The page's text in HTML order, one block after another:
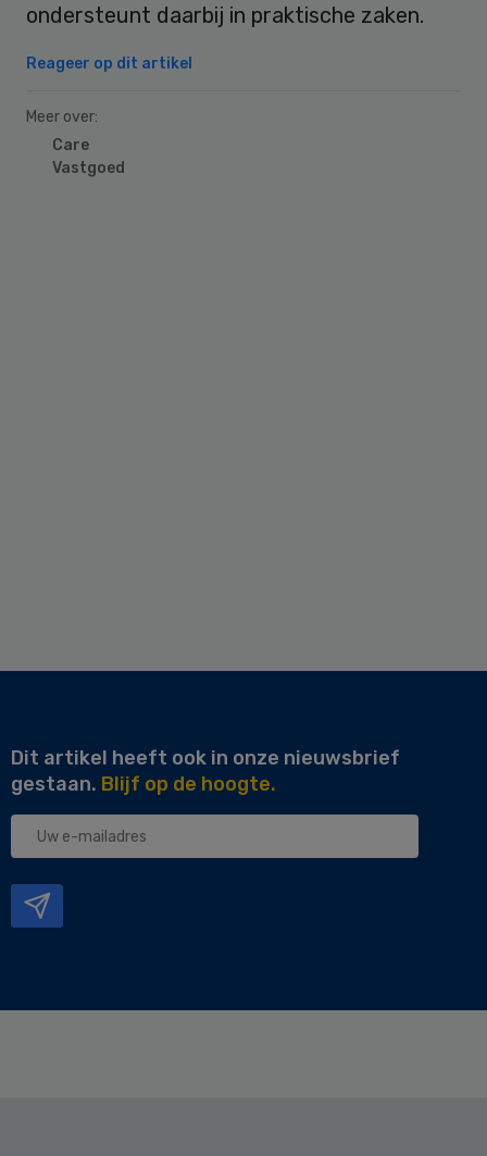
ondersteunt daarbij in praktische zaken.
Reageer op dit artikel
Meer over:
Care
Vastgoed
Dit artikel heeft ook in onze nieuwsbrief
gestaan. Blijf op de hoogte.
Uw